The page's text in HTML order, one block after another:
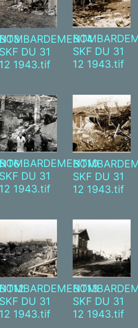
BOMBARDEMENT4
SKF DU 31
12 1943.tif
SKF DU 31
12 1943.tif
BOMBARDEMENT10
SKF DU 31
12 1943.tif
SKF DU 31
12 1943.tif
BOMBARDEMENT13
SKF DU 31
12 1943.tif
SKF DU 31
12 1943.tif